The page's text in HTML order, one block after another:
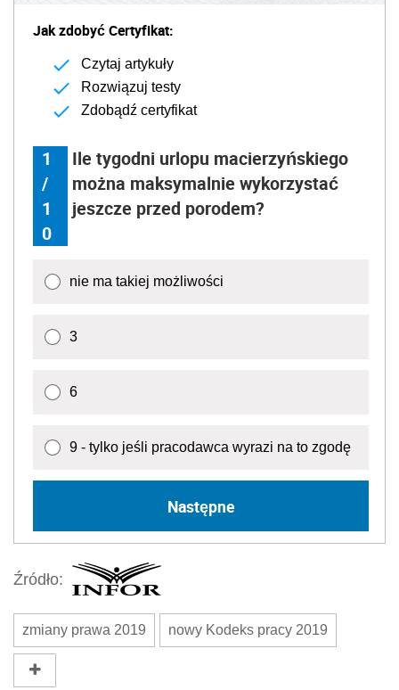
Jak zdobyć Certyfikat:
Czytaj artykuły
Rozwiązuj testy
Zdobądź certyfikat
1
/
1
0
Ile tygodni urlopu macierzyńskiego
można maksymalnie wykorzystać
jeszcze przed porodem?
nie ma takiej możliwości
3
6
9 - tylko jeśli pracodawca wyrazi na to zgodę
Następne
Źródło:
zmiany prawa 2019 nowy Kodeks pracy 2019